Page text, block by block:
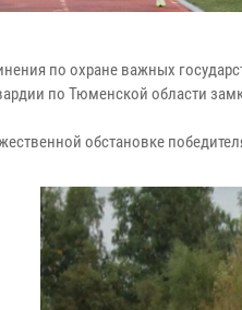
по охране важных
по Тюменской области
обстановке